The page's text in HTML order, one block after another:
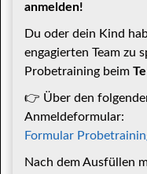
anmelden!
Du oder dein Kind
engagierten Team zu
Probetraining beim
👉 Über den
Anmeldeformular:
Formular
Nach dem Ausfüllen